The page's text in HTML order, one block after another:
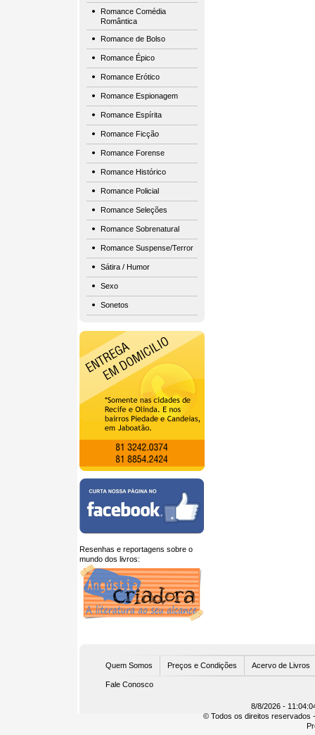
Romance Comédia
Romântica
Romance de Bolso
Romance Épico
Romance Erótico
Romance Espionagem
Romance Espírita
Romance Ficção
Romance Forense
Romance Histórico
Romance Policial
Romance Seleções
Romance Sobrenatural
Romance Suspense/Terror
Sátira / Humor
Sexo
Sonetos
Resenhas e reportagens sobre o
mundo dos livros:
Quem Somos Preços e Condições Acervo de Livros
Fale Conosco
8/8/2026 -
© Todos os direitos reservados